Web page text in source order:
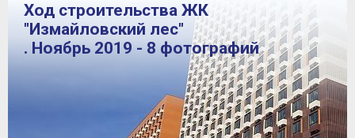
Ход строительства ЖК
"Измайловский лес"
. Ноябрь 2019 - 8 фотографий